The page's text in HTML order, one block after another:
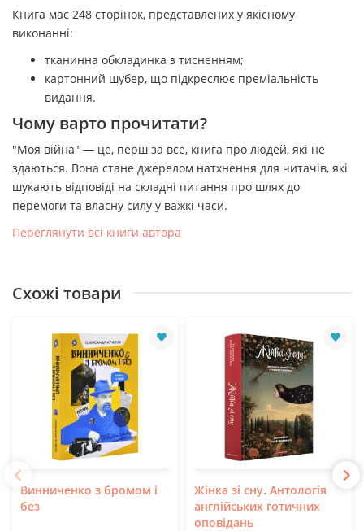
Книга має 248 сторінок, представлених у якісному
виконанні:
тканинна обкладинка з тисненням;
картонний шубер, що підкреслює преміальність
видання.
Чому варто прочитати?
"Моя війна" — це, перш за все, книга про людей, які не
здаються. Вона стане джерелом натхнення для читачів, які
шукають відповіді на складні питання про шлях до
перемоги та власну силу у важкі часи.
Переглянути всі книги автора
Схожі товари
Винниченко з бромом і
без
Жінка зі сну. Антологія
англійських готичних
оповідань